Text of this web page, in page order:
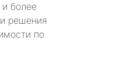
более
решения
по